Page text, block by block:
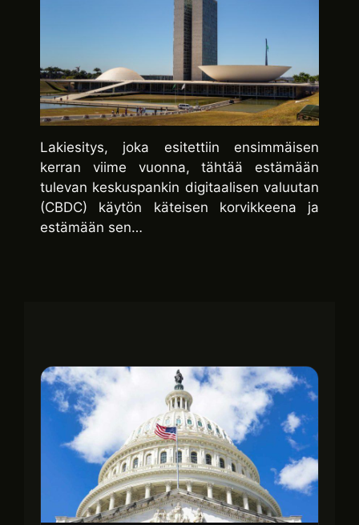
Lakiesitys, joka esitettiin ensimmäisen
kerran viime vuonna, tähtää estämään
tulevan keskuspankin digitaalisen valuutan
(CBDC) käytön käteisen korvikkeena ja
estämään sen…